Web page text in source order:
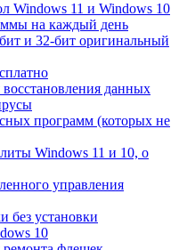
Windows 11 и Windows 10
на каждый день
и 32-бит оригинальный
данных
программ (которых не
Windows 11 и 10, о
управления
без установки
10